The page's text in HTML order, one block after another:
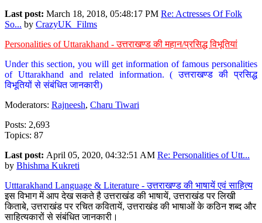
Last post: March 18, 2018, 05:48:17 PM Re: Actresses Of Folk
So... by CrazyUK_Films
Personalities of Uttarakhand - उत्तराखण्ड की महान/प्रसिद्ध विभूतियां
Under this section, you will get information of famous personalities
of Uttarakhand and related information. ( उत्तराखण्ड की प्रसिद्ध
विभूतियों से संबंधित जानकारी)
Moderators: Rajneesh, Charu Tiwari
Posts: 2,693
Topics: 87
Last post: April 05, 2020, 04:32:51 AM Re: Personalities of Utt...
by Bhishma Kukreti
Utttarakhand Language & Literature - उत्तराखण्ड की भाषायें एवं साहित्य
इस विभाग में आप देख सकते है उत्तराखंड की भाषायें, उत्तराखंड पर लिखी
किताबे, उत्तराखंड पर रचित कवितायें, उत्तराखंड की भाषाओं के कठिन शब्द और
साहित्यकारों से संबंधित जानकारी।